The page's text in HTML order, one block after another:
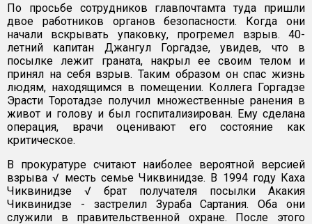
По просьбе сотрудников главпочтамта туда пришли
двое работников органов безопасности. Когда они
начали вскрывать упаковку, прогремел взрыв. 40-
летний капитан Джангул Горгадзе, увидев, что в
посылке лежит граната, накрыл ее своим телом и
принял на себя взрыв. Таким образом он спас жизнь
людям, находящимся в помещении. Коллега Горгадзе
Эрасти Торотадзе получил множественные ранения в
живот и голову и был госпитализирован. Ему сделана
операция, врачи оценивают его состояние как
критическое.
В прокуратуре считают наиболее вероятной версией
взрыва √ месть семье Чиквинидзе. В 1994 году Каха
Чиквинидзе √ брат получателя посылки Акакия
Чиквинидзе - застрелил Зураба Сартания. Оба они
служили в правительственной охране. После этого